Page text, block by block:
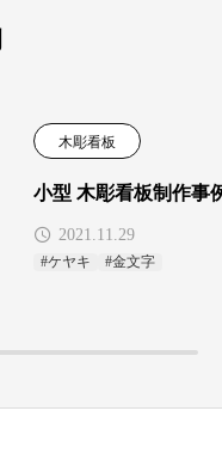
木彫看板
小型 木彫看板制作事
2021.11.29
#ケヤキ #金文字